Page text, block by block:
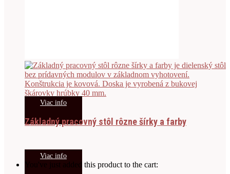
Viac info
Základný pracovný stôl rôzne šírky a farby
Viac info
You've just added this product to the cart: